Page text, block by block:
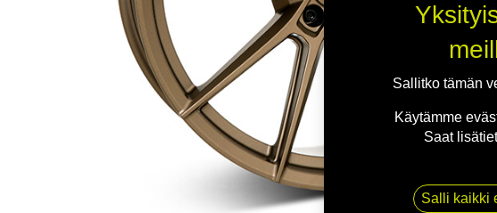
Sallitko tämän
Käytämme
Saat
Salli kaikki